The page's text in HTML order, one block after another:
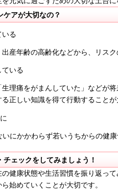
ケアが大切なの？
いる
産年齢の高齢化などから、リスク
いる
生理痛をがまんしていた」などが
正しい知識を得て行動することが
にかかわらず若いうちからの健
ェックをしてみましょう！
健康状態や生活習慣を振り返って
始めていくことが大切です。